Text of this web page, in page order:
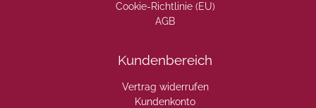
Cookie-Richtlinie (EU)
AGB
Kundenbereich
Vertrag widerrufen
Kundenkonto